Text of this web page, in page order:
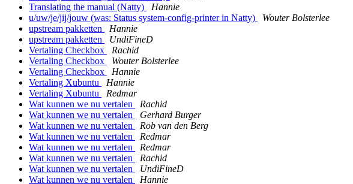
Translating the manual (Natty)
Hannie
u/uw/je/jij/jouw (was: Status system-config-printer in Natty)
Wouter Bolsterlee
upstream pakketten
Hannie
upstream pakketten
UndiFineD
Vertaling Checkbox
Rachid
Vertaling Checkbox
Wouter Bolsterlee
Vertaling Checkbox
Hannie
Vertaling Xubuntu
Hannie
Vertaling Xubuntu
Redmar
Wat kunnen we nu vertalen
Rachid
Wat kunnen we nu vertalen
Gerhard Burger
Wat kunnen we nu vertalen
Rob van den Berg
Wat kunnen we nu vertalen
Redmar
Wat kunnen we nu vertalen
Redmar
Wat kunnen we nu vertalen
Rachid
Wat kunnen we nu vertalen
UndiFineD
Wat kunnen we nu vertalen
Hannie